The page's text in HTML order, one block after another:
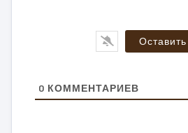
0 КОММЕНТАРИЕВ